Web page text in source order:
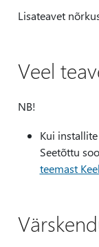
Lisateavet
Veel
NB!
Kui
Seetõttu
teemast